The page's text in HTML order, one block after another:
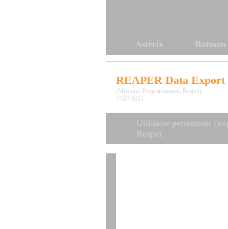
Astérix Batman
REAPER Data Export
(Musique, Programmation, Reaper)
17/07/2025
Utilitaire permettant
Reaper.